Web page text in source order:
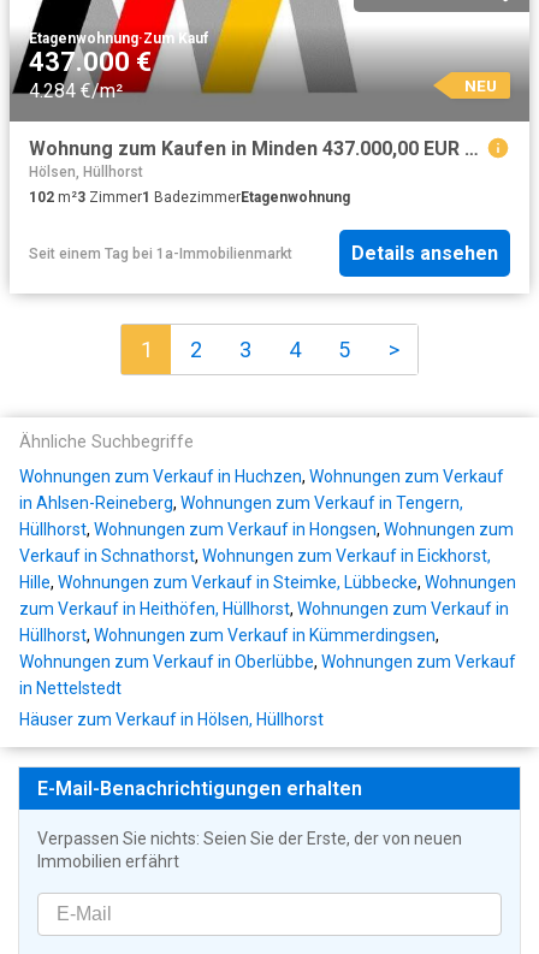
Etagenwohnung·Zum Kauf
437.000 €
4.284 €/m² NEU
Wohnung zum Kaufen in Minden 437.000,00 EUR 102 m²
Hölsen, Hüllhorst
102 m²3 Zimmer1 BadezimmerEtagenwohnung
Seit einem Tag bei 1a-Immobilienmarkt Details ansehen
1 2 3 4 5 >
Ähnliche Suchbegriffe
Wohnungen zum Verkauf in Huchzen, Wohnungen zum Verkauf
in Ahlsen-Reineberg, Wohnungen zum Verkauf in Tengern,
Hüllhorst, Wohnungen zum Verkauf in Hongsen, Wohnungen zum
Verkauf in Schnathorst, Wohnungen zum Verkauf in Eickhorst,
Hille, Wohnungen zum Verkauf in Steimke, Lübbecke, Wohnungen
zum Verkauf in Heithöfen, Hüllhorst, Wohnungen zum Verkauf in
Hüllhorst, Wohnungen zum Verkauf in Kümmerdingsen,
Wohnungen zum Verkauf in Oberlübbe, Wohnungen zum Verkauf
in Nettelstedt
Häuser zum Verkauf in Hölsen, Hüllhorst
E-Mail-Benachrichtigungen erhalten
Verpassen Sie nichts: Seien Sie der Erste, der von neuen
Immobilien erfährt